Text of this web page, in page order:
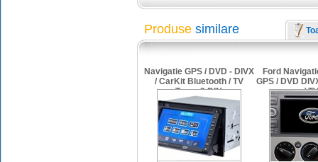
Produse similare
Navigatie GPS / DVD - DIVX
/ CarKit Bluetooth / TV
Tuner 2 DIN
Ford
GPS / DVD
/ TV